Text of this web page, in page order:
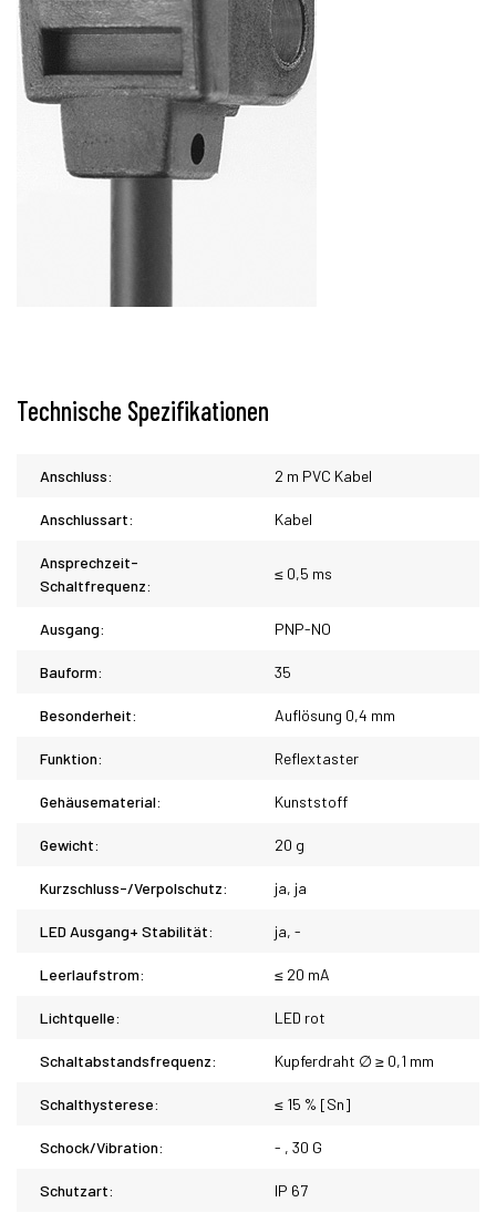
Technische Spezifikationen
Anschluss: 2 m PVC Kabel
Anschlussart: Kabel
Ansprechzeit-
Schaltfrequenz:
≤ 0,5 ms
Ausgang: PNP-NO
Bauform: 35
Besonderheit: Auflösung 0,4 mm
Funktion: Reflextaster
Gehäusematerial: Kunststoff
Gewicht: 20 g
Kurzschluss-/Verpolschutz: ja, ja
LED Ausgang+ Stabilität: ja, -
Leerlaufstrom: ≤ 20 mA
Lichtquelle: LED rot
Schaltabstandsfrequenz: Kupferdraht ∅ ≥ 0,1 mm
Schalthysterese: ≤ 15 % [Sn]
Schock/Vibration: - , 30 G
Schutzart: IP 67